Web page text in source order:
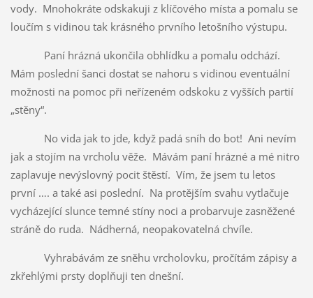
vody. Mnohokráte odskakuji z klíčového místa a pomalu se
loučím s vidinou tak krásného prvního letošního výstupu.
Paní hrázná ukončila obhlídku a pomalu odchází.
Mám poslední šanci dostat se nahoru s vidinou eventuální
možnosti na pomoc při neřízeném odskoku z vyšších partií
„stěny“.
No vida jak to jde, když padá sníh do bot! Ani nevím
jak a stojím na vrcholu věže. Mávám paní hrázné a mé nitro
zaplavuje nevýslovný pocit štěstí. Vím, že jsem tu letos
první …. a také asi poslední. Na protějším svahu vytlačuje
vycházející slunce temné stíny noci a probarvuje zasněžené
stráně do ruda. Nádherná, neopakovatelná chvíle.
Vyhrabávám ze sněhu vrcholovku, pročítám zápisy a
zkřehlými prsty doplňuji ten dnešní.